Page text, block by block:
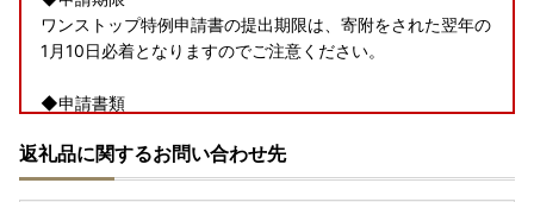
ワンストップ特例申請書の提出期限は、寄附をされた翌年の
1月10日必着となりますのでご注意ください。
◆申請書類
https://www.soumu.go.jp/main_content/000397109.pdf
上記URLに、添付書類についてご紹介しておりますのでご確
返礼品に関するお問い合わせ先